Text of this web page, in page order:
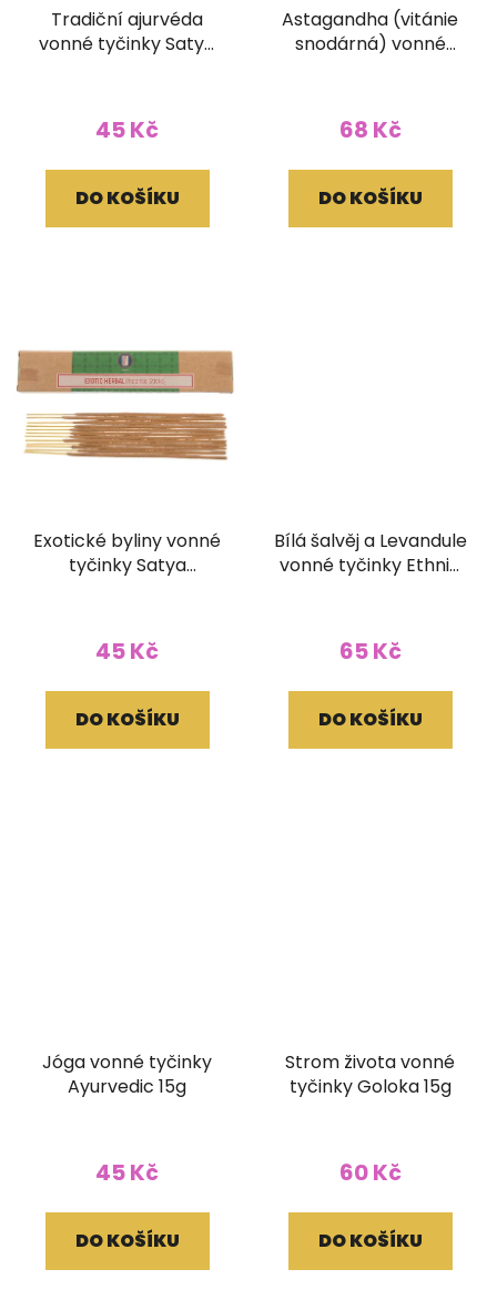
Tradiční ajurvéda
vonné tyčinky Satya
45 Kč
DO KOŠÍKU
Astagandha (vitánie
snodárná) vonné
68 Kč
DO KOŠÍKU
Exotické byliny vonné
tyčinky Satya
45 Kč
DO KOŠÍKU
Bílá šalvěj a Levandule
vonné tyčinky Ethnic
65 Kč
DO KOŠÍKU
Jóga vonné tyčinky
Ayurvedic 15g
45 Kč
DO KOŠÍKU
Strom života vonné
tyčinky Goloka 15g
60 Kč
DO KOŠÍKU